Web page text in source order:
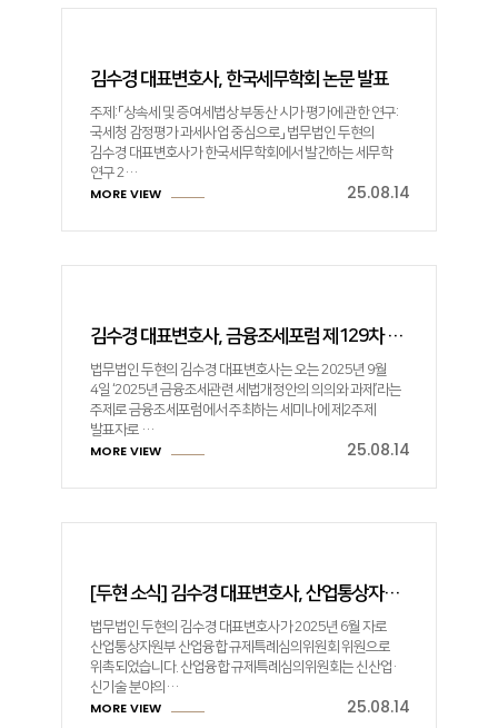
김수경 대표변호사, 한국세무학회 논문 발표
주제: 「상속세 및 증여세법상 부동산 시가 평가에 관한 연구:
국세청 감정평가 과세사업 중심으로」 법무법인 두현의
김수경 대표변호사가 한국세무학회에서 발간하는 세무학
연구 2…
MORE VIEW 25.08.14
김수경 대표변호사, 금융조세포럼 제129차 세미나의 주제 발표자로 나서
법무법인 두현의 김수경 대표변호사는 오는 2025년 9월
4일 ‘2025년 금융조세관련 세법개정안의 의의와 과제’라는
주제로 금융조세포럼에서 주최하는 세미나에 제2주제
발표자로 …
MORE VIEW 25.08.14
[두현 소식] 김수경 대표변호사, 산업통상자원부 산업융합 규제특례심의위원회 위원 위촉
법무법인 두현의 김수경 대표변호사가 2025년 6월 자로
산업통상자원부 산업융합 규제특례심의위원회 위원으로
위촉되었습니다. 산업융합 규제특례심의위원회는 신산업·
신기술 분야의…
MORE VIEW 25.08.14